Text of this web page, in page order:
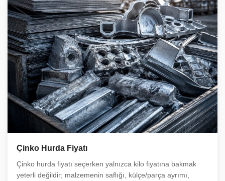
Çinko Hurda Fiyatı
Çinko hurda fiyatı seçerken yalnızca kilo fiyatına bakmak
yeterli değildir; malzemenin saflığı, külçe/parça ayrımı,